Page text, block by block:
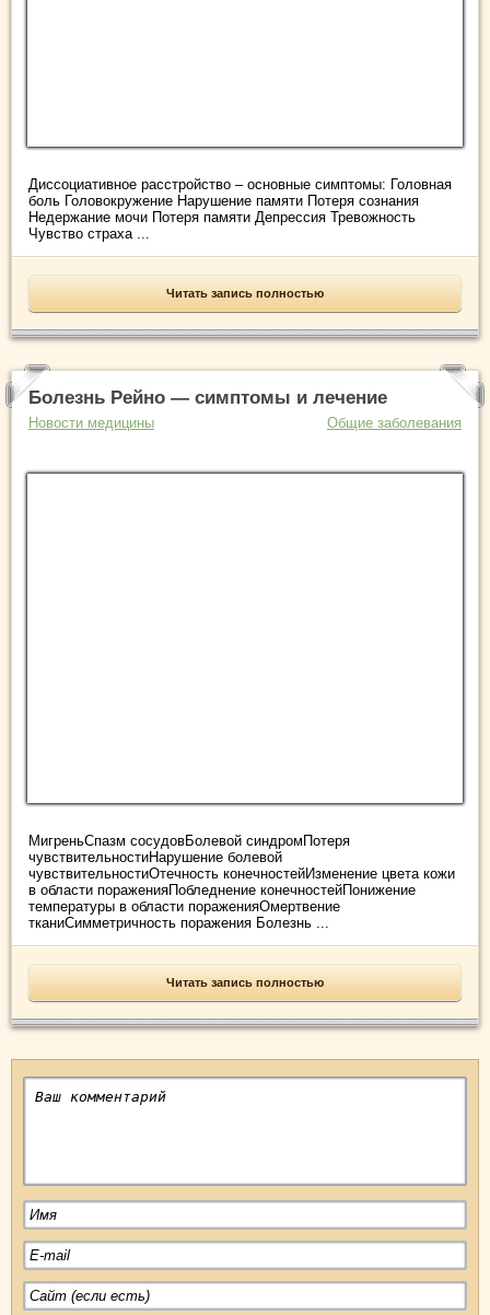
Диссоциативное расстройство – основные симптомы: Головная
боль Головокружение Нарушение памяти Потеря сознания
Недержание мочи Потеря памяти Депрессия Тревожность
Чувство страха ...
Читать запись полностью
Болезнь Рейно — симптомы и лечение
Новости медицины Общие заболевания
МигреньСпазм сосудовБолевой синдромПотеря
чувствительностиНарушение болевой
чувствительностиОтечность конечностейИзменение цвета кожи
в области пораженияПобледнение конечностейПонижение
температуры в области пораженияОмертвение
тканиСимметричность поражения Болезнь ...
Читать запись полностью